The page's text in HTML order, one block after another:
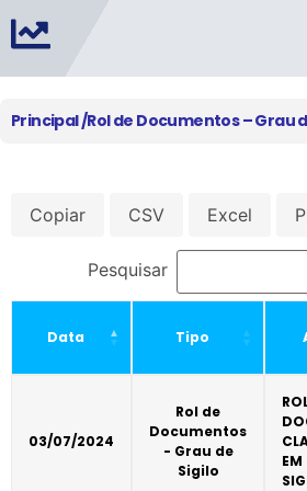
Principal /Rol de Documentos – Grau
Copiar CSV Excel
Pesquisar
Data Tipo
03/07/2024
Rol de
Documentos
- Grau de
Sigilo
EM